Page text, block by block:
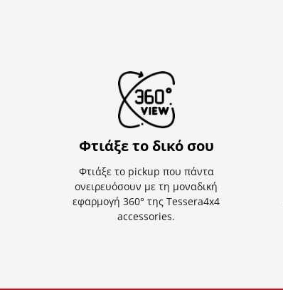
Φτιάξε το δικό σου
Φτιάξε το pickup που πάντα
ονειρευόσουν με τη μοναδική
εφαρμογή 360° της Tessera4x4
accessories.